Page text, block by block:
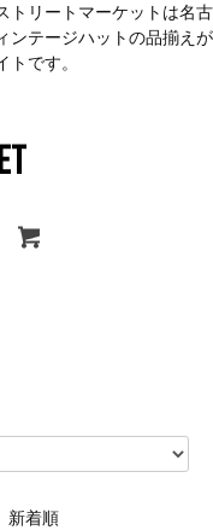
トリートマーケットは名古
ンテージハットの品揃えが
です。
新着順